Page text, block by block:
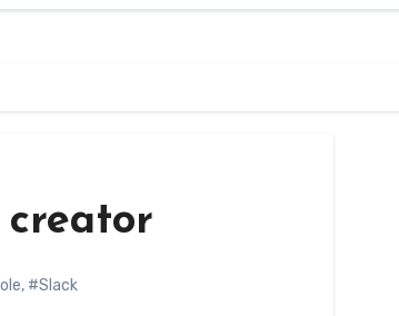
creator
, #Slack